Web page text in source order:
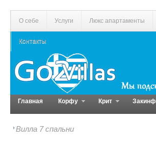
О себе Услуги Люкс апартаменты
Контакты
Главная Корфу Крит Закинф
Вилла 7 спальни